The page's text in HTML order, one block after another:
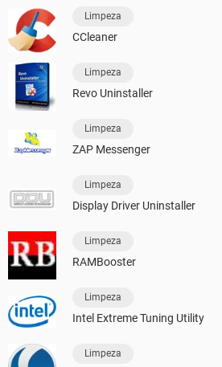
Limpeza
CCleaner
Limpeza
Revo Uninstaller
Limpeza
ZAP Messenger
Limpeza
Display Driver Uninstaller
Limpeza
RAMBooster
Limpeza
Intel Extreme Tuning Utility
Limpeza